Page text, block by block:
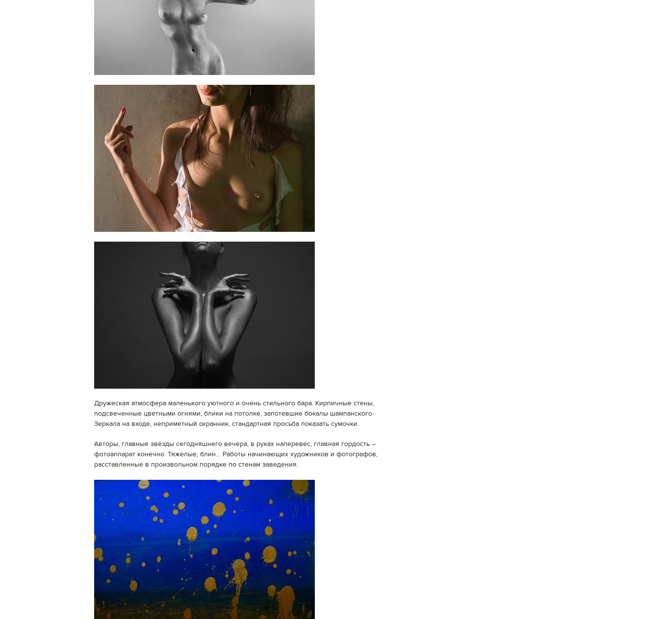
Дружеская атмосфера маленького уютного и очень стильного бара. Кирпичные стены,
подсвеченные цветными огнями, блики на потолке, запотевшие бокалы шампанского.
Зеркала на входе, неприметный охранник, стандартная просьба показать сумочки.
Авторы, главные звёзды сегодняшнего вечера, в руках наперевес, главная гордость –
фотоаппарат конечно. Тяжелые, блин… Работы начинающих художников и фотографов,
расставленные в произвольном порядке по стенам заведения.